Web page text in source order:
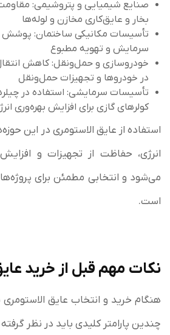
صنایع شیمیایی و پتروشیمی: مقاومت
بخار و عایق‌کاری مخازن و لوله‌ها
تأسیسات مکانیکی ساختمان: پوشش
سرمایش و تهویه مطبوع
خودروسازی و حمل‌ونقل: کاهش
در خودروها و تجهیزات حمل‌ونقل
تأسیسات سرمایشی: استفاده در
کولرهای گازی برای افزایش بهره‌وری
استفاده از عایق الاستومری در این
انرژی، حفاظت از تجهیزات و
می‌شود و انتخابی مطمئن برای
است.
نکات مهم قبل از خرید
هنگام خرید و انتخاب عایق الاستومری
چندین پارامتر کلیدی باید در نظر